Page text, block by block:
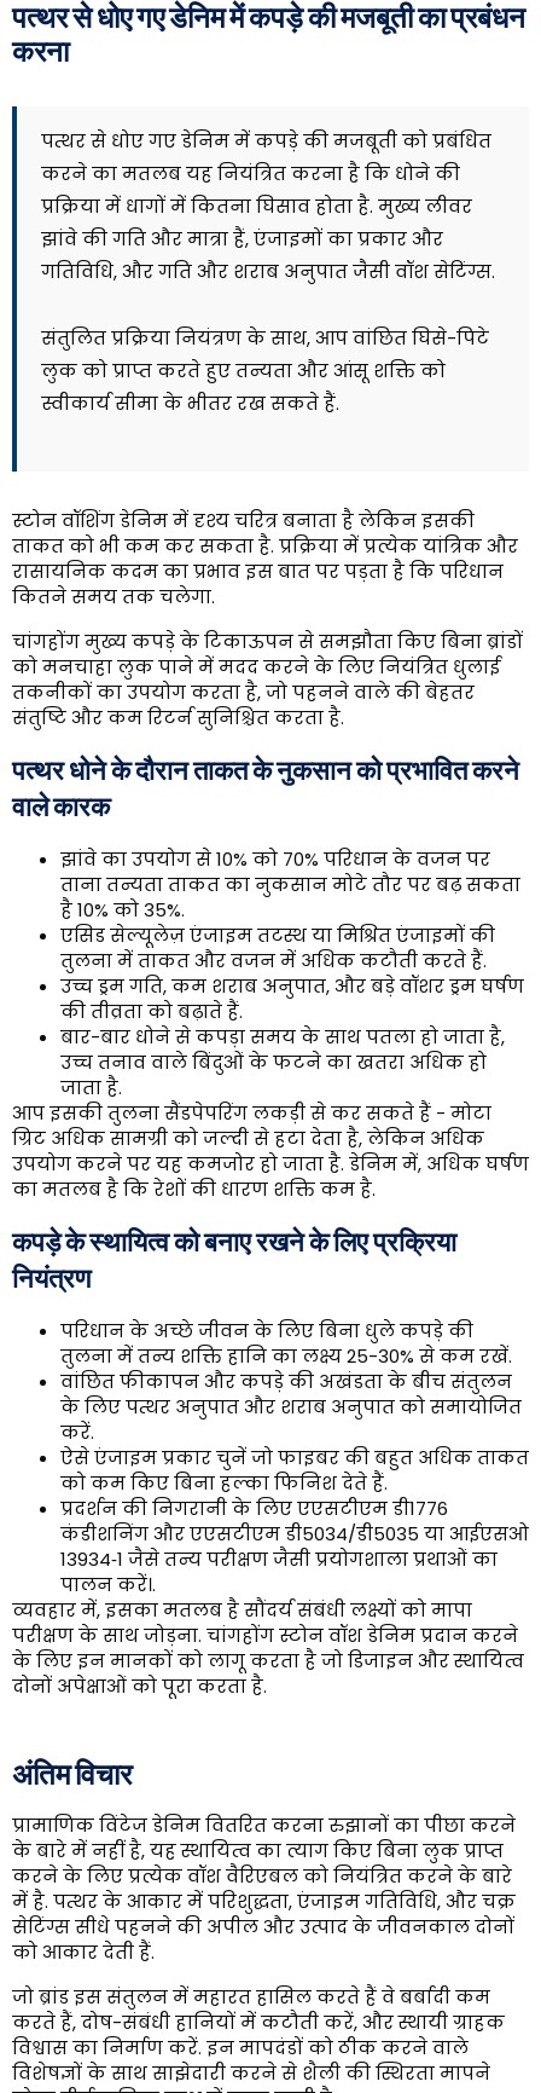
पत्थर से धोए गए डेनिम में कपड़े की मजबूती का प्रबंधन
करना
पत्थर से धोए गए डेनिम में कपड़े की मजबूती को प्रबंधित
करने का मतलब यह नियंत्रित करना है कि धोने की
प्रक्रिया में धागों में कितना घिसाव होता है. मुख्य लीवर
झांवे की गति और मात्रा हैं, एंजाइमों का प्रकार और
गतिविधि, और गति और शराब अनुपात जैसी वॉश सेटिंग्स.
संतुलित प्रक्रिया नियंत्रण के साथ, आप वांछित घिसे-पिटे
लुक को प्राप्त करते हुए तन्यता और आंसू शक्ति को
स्वीकार्य सीमा के भीतर रख सकते हैं.
स्टोन वॉशिंग डेनिम में दृश्य चरित्र बनाता है लेकिन इसकी
ताकत को भी कम कर सकता है. प्रक्रिया में प्रत्येक यांत्रिक और
रासायनिक कदम का प्रभाव इस बात पर पड़ता है कि परिधान
कितने समय तक चलेगा.
चांगहोंग मुख्य कपड़े के टिकाऊपन से समझौता किए बिना ब्रांडों
को मनचाहा लुक पाने में मदद करने के लिए नियंत्रित धुलाई
तकनीकों का उपयोग करता है, जो पहनने वाले की बेहतर
संतुष्टि और कम रिटर्न सुनिश्चित करता है.
पत्थर धोने के दौरान ताकत के नुकसान को प्रभावित करने
वाले कारक
झांवे का उपयोग से 10% को 70% परिधान के वजन पर
ताना तन्यता ताकत का नुकसान मोटे तौर पर बढ़ सकता
है 10% को 35%.
एसिड सेल्यूलेज़ एंजाइम तटस्थ या मिश्रित एंजाइमों की
तुलना में ताकत और वजन में अधिक कटौती करते हैं.
उच्च ड्रम गति, कम शराब अनुपात, और बड़े वॉशर ड्रम घर्षण
की तीव्रता को बढ़ाते हैं.
बार-बार धोने से कपड़ा समय के साथ पतला हो जाता है,
उच्च तनाव वाले बिंदुओं के फटने का खतरा अधिक हो
जाता है.
आप इसकी तुलना सैंडपेपरिंग लकड़ी से कर सकते हैं - मोटा
ग्रिट अधिक सामग्री को जल्दी से हटा देता है, लेकिन अधिक
उपयोग करने पर यह कमजोर हो जाता है. डेनिम में, अधिक घर्षण
का मतलब है कि रेशों की धारण शक्ति कम है.
कपड़े के स्थायित्व को बनाए रखने के लिए प्रक्रिया
नियंत्रण
परिधान के अच्छे जीवन के लिए बिना धुले कपड़े की
तुलना में तन्य शक्ति हानि का लक्ष्य 25-30% से कम रखें.
वांछित फीकापन और कपड़े की अखंडता के बीच संतुलन
के लिए पत्थर अनुपात और शराब अनुपात को समायोजित
करें.
ऐसे एंजाइम प्रकार चुनें जो फाइबर की बहुत अधिक ताकत
को कम किए बिना हल्का फिनिश देते हैं.
प्रदर्शन की निगरानी के लिए एएसटीएम डी1776
कंडीशनिंग और एएसटीएम डी5034/डी5035 या आईएसओ
13934‑1 जैसे तन्य परीक्षण जैसी प्रयोगशाला प्रथाओं का
पालन करें।.
व्यवहार में, इसका मतलब है सौंदर्य संबंधी लक्ष्यों को मापा
परीक्षण के साथ जोड़ना. चांगहोंग स्टोन वॉश डेनिम प्रदान करने
के लिए इन मानकों को लागू करता है जो डिजाइन और स्थायित्व
दोनों अपेक्षाओं को पूरा करता है.
अंतिम विचार
प्रामाणिक विंटेज डेनिम वितरित करना रुझानों का पीछा करने
के बारे में नहीं है, यह स्थायित्व का त्याग किए बिना लुक प्राप्त
करने के लिए प्रत्येक वॉश वैरिएबल को नियंत्रित करने के बारे
में है. पत्थर के आकार में परिशुद्धता, एंजाइम गतिविधि, और चक्र
सेटिंग्स सीधे पहनने की अपील और उत्पाद के जीवनकाल दोनों
को आकार देती हैं.
जो ब्रांड इस संतुलन में महारत हासिल करते हैं वे बर्बादी कम
करते हैं, दोष-संबंधी हानियों में कटौती करें, और स्थायी ग्राहक
विश्वास का निर्माण करें. इन मापदंडों को ठीक करने वाले
विशेषज्ञों के साथ साझेदारी करने से शैली की स्थिरता मापने